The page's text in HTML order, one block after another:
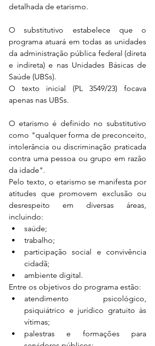
detalhada de etarismo.
O substitutivo estabelece que o
programa atuará em todas as unidades
da administração pública federal (direta
e indireta) e nas Unidades Básicas de
Saúde (UBSs).
O texto inicial (PL 3549/23) focava
apenas nas UBSs.
O etarismo é definido no substitutivo
como "qualquer forma de preconceito,
intolerância ou discriminação praticada
contra uma pessoa ou grupo em razão
da idade".
Pelo texto, o etarismo se manifesta por
atitudes que promovem exclusão ou
desrespeito em diversas áreas,
incluindo:
saúde;
trabalho;
participação social e convivência
cidadã;
ambiente digital.
Entre os objetivos do programa estão:
atendimento psicológico,
psiquiátrico e jurídico gratuito às
vítimas;
palestras e formações para